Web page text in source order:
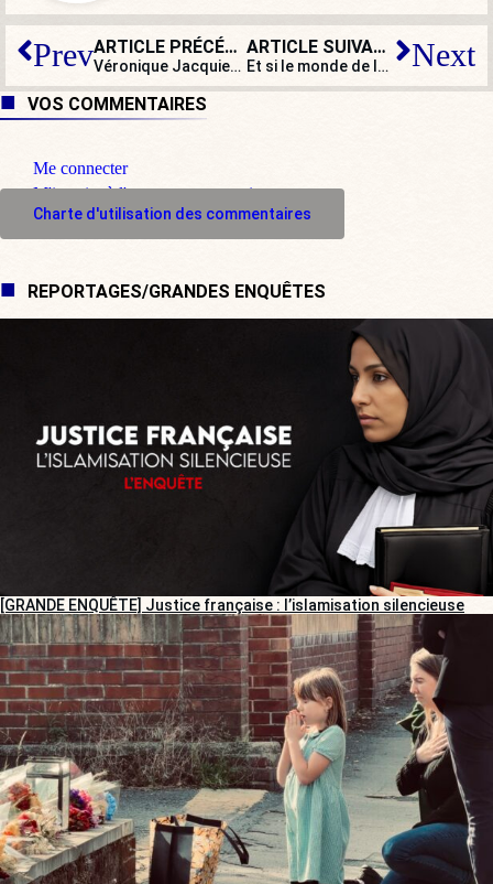
Prev ARTICLE PRÉCÉDENT
Véronique Jacquier : « Il suffit de lire l’Histoire : en Algérie, la France a développé l’agriculture, construit des routes, des écoles et des hôpitaux ! »
ARTICLE SUIVANT
Et si le monde de la culture se repentait bientôt de ses repentances ? Next
VOS COMMENTAIRES
Me connecter
M'inscrire à l'espace commentaire
Charte d'utilisation des commentaires
REPORTAGES/GRANDES ENQUÊTES
[GRANDE ENQUÊTE] Justice française : l’islamisation silencieuse